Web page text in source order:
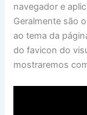
navegador e
Geralmente são
ao tema da
do favicon do
mostraremos